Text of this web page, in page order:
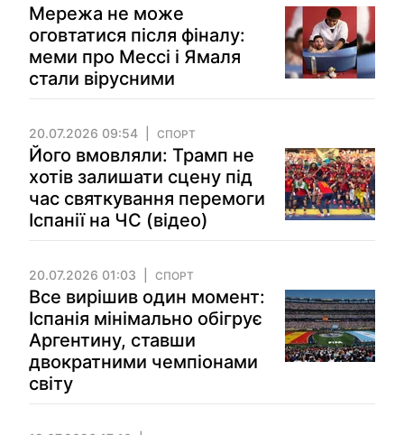
Мережа не може
оговтатися після фіналу:
меми про Мессі і Ямаля
стали вірусними
20.07.2026 09:54 СПОРТ
Його вмовляли: Трамп не
хотів залишати сцену під
час святкування перемоги
Іспанії на ЧС (відео)
20.07.2026 01:03 СПОРТ
Все вирішив один момент:
Іспанія мінімально обігрує
Аргентину, ставши
двократними чемпіонами
світу